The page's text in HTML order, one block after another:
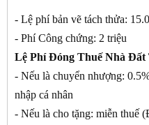
- Lệ phí bản vẽ tách thửa:
- Phí Công chứng: 2 triệu
Lệ Phí Đóng Thuế Nhà Đất
- Nếu là chuyển nhượng:
nhập cá nhân
- Nếu là cho tặng: miễn thuế